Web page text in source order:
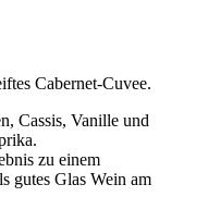
Cabernet-Cuvee.
Cassis, Vanille und
zu einem
gutes Glas Wein am